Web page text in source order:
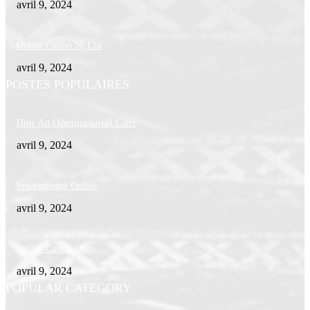
avril 9, 2024
Online Casino Nj List
avril 9, 2024
POSTES POPULAIRES
Пин Ап Официальный Сайт
avril 9, 2024
avril 9, 2024
Online Casino Ohio
avril 9, 2024
POPULAR CATEGORY